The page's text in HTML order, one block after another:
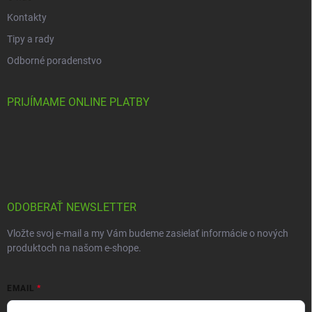
Kontakty
Tipy a rady
Odborné poradenstvo
PRIJÍMAME ONLINE PLATBY
ODOBERAŤ NEWSLETTER
Vložte svoj e-mail a my Vám budeme zasielať informácie o nových
produktoch na našom e-shope.
EMAIL